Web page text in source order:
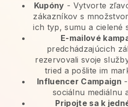
Kupóny - Vytvorte
zákazníkov s
ich typ, sumu a cielené
E-mailové
predchádzajúcich
rezervovali svoje
tried a pošlite im
Influencer Campaign
sociálnu mediálnu
Pripojte sa k